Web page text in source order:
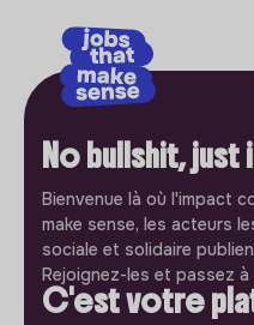
No bullshit, just
Bienvenue là où l'impact
make sense, les acteurs
sociale et solidaire
Rejoignez-les et passez à
C'est votre